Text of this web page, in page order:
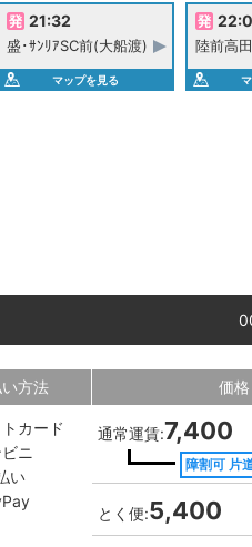
21:32
盛･ｻﾝﾘｱSC前(大船渡)
マップを見る
陸前高
方法
カード
ニ
い
価格
通常運賃:7,400
障割可 片
とく便:5,400